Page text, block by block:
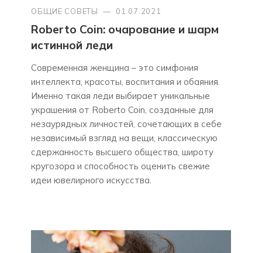
ОБЩИЕ СОВЕТЫ — 01.07.2021
Roberto Coin: очарование и шарм
истинной леди
Современная женщина – это симфония
интеллекта, красоты, воспитания и обаяния.
Именно такая леди выбирает уникальные
украшения от Roberto Coin, созданные для
незаурядных личностей, сочетающих в себе
независимый взгляд на вещи, классическую
сдержанность высшего общества, широту
кругозора и способность оценить свежие
идеи ювелирного искусства.